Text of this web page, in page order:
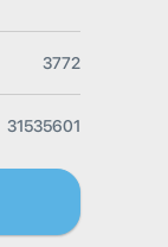
3772
31535601